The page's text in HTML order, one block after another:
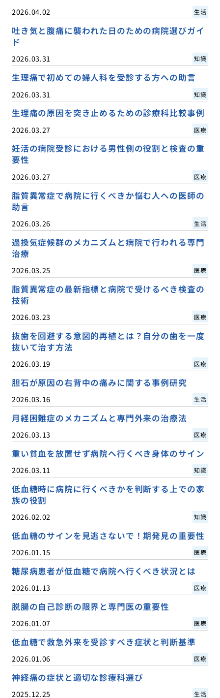
2026.04.02 生活
吐き気と腹痛に襲われた日のための病院選びガイ
ド
2026.03.31 知識
生理痛で初めての婦人科を受診する方への助言
2026.03.31 知識
生理痛の原因を突き止めるための診療科比較事例
2026.03.27 医療
妊活の病院受診における男性側の役割と検査の重
要性
2026.03.27 医療
脂質異常症で病院に行くべきか悩む人への医師の
助言
2026.03.26 生活
過換気症候群のメカニズムと病院で行われる専門
治療
2026.03.25 医療
脂質異常症の最新指標と病院で受けるべき検査の
技術
2026.03.23 医療
抜歯を回避する意図的再植とは？自分の歯を一度
抜いて治す方法
2026.03.19 医療
胆石が原因の右背中の痛みに関する事例研究
2026.03.16 生活
月経困難症のメカニズムと専門外来の治療法
2026.03.13 医療
重い貧血を放置せず病院へ行くべき身体のサイン
2026.03.11 知識
低血糖時に病院に行くべきかを判断する上での家
族の役割
2026.02.02 知識
低血糖のサインを見逃さないで！期発見の重要性
2026.01.15 医療
糖尿病患者が低血糖で病院へ行くべき状況とは
2026.01.13 医療
脱腸の自己診断の限界と専門医の重要性
2026.01.07 医療
低血糖で救急外来を受診すべき症状と判断基準
2026.01.06 医療
神経痛の症状と適切な診療科選び
2025.12.25 生活